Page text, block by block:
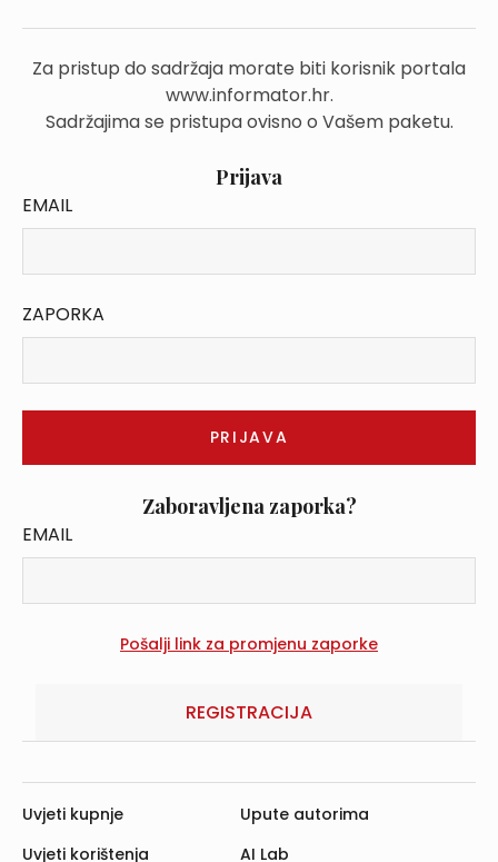
Za pristup do sadržaja morate biti korisnik portala
www.informator.hr.
Sadržajima se pristupa ovisno o Vašem paketu.
Prijava
EMAIL
ZAPORKA
Zaboravljena zaporka?
EMAIL
REGISTRACIJA
Uvjeti kupnje
Uvjeti korištenja
Upute autorima
AI Lab